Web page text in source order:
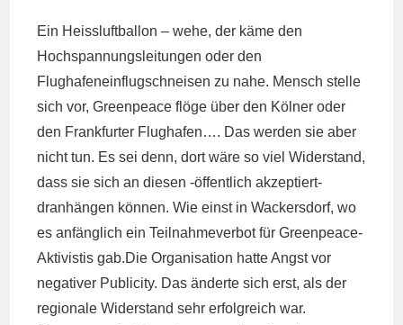
Ein Heissluftballon – wehe, der käme den
Hochspannungsleitungen oder den
Flughafeneinflugschneisen zu nahe. Mensch stelle
sich vor, Greenpeace flöge über den Kölner oder
den Frankfurter Flughafen…. Das werden sie aber
nicht tun. Es sei denn, dort wäre so viel Widerstand,
dass sie sich an diesen -öffentlich akzeptiert-
dranhängen können. Wie einst in Wackersdorf, wo
es anfänglich ein Teilnahmeverbot für Greenpeace-
Aktivistis gab.Die Organisation hatte Angst vor
negativer Publicity. Das änderte sich erst, als der
regionale Widerstand sehr erfolgreich war.